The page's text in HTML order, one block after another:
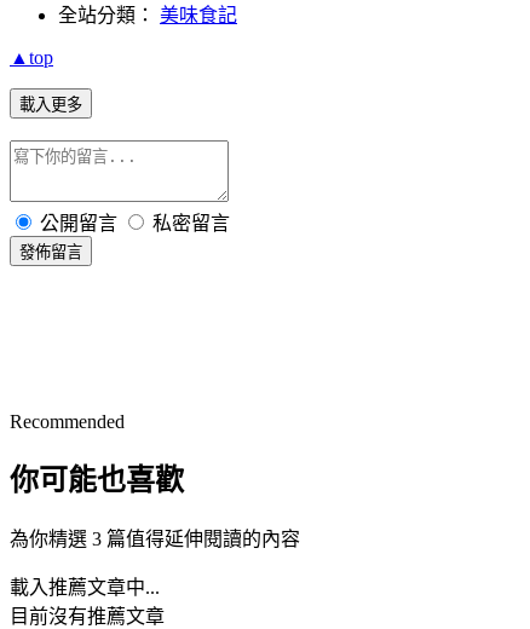
全站分類： 美味食記
▲top
載入更多
公開留言 私密留言
發佈留言
Recommended
你可能也喜歡
為你精選 3 篇值得延伸閱讀的內容
載入推薦文章中...
目前沒有推薦文章